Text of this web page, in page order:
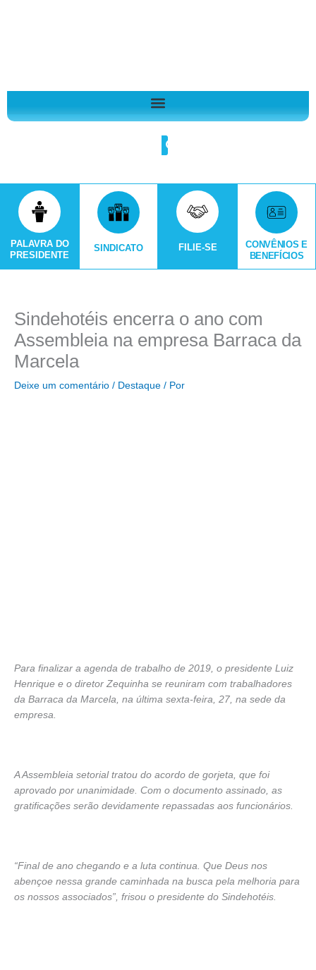
Search
PALAVRA DO
PRESIDENTE
SINDICATO FILIE-SE
CONVÊNIOS E
BENEFÍCIOS
Sindehotéis encerra o ano com
Assembleia na empresa Barraca da
Marcela
Deixe um comentário / Destaque / Por
Para finalizar a agenda de trabalho de 2019, o presidente Luiz
Henrique e o diretor Zequinha se reuniram com trabalhadores
da Barraca da Marcela, na última sexta-feira, 27, na sede da
empresa.
A Assembleia setorial tratou do acordo de gorjeta, que foi
aprovado por unanimidade. Com o documento assinado, as
gratificações serão devidamente repassadas aos funcionários.
“Final de ano chegando e a luta continua. Que Deus nos
abençoe nessa grande caminhada na busca pela melhoria para
os nossos associados”, frisou o presidente do Sindehotéis.
o